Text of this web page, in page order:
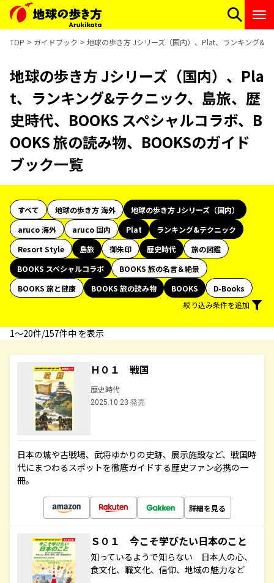
TOP ガイドブック 地球の歩き方 Jシリーズ（国内）、Plat、ランキング&
地球の歩き方 Jシリーズ（国内）、Pla
t、ランキング&テクニック、島旅、歴
史時代、BOOKS スペシャルコラボ、B
OOKS 旅の読み物、BOOKSのガイド
ブック一覧
すべて 地球の歩き方 海外
地球の歩き方 Jシリーズ（国内）
aruco 海外
aruco 国内 Plat
ランキング&テクニック
Resort Style
島旅 御朱印 歴史時代
旅の図鑑
BOOKS スペシャルコラボ
BOOKS 旅の名言＆絶景
BOOKS 旅と健康
BOOKS 旅の読み物 BOOKS
D-Books
絞り込み条件を追加
1〜20件/157件中 を表示
Ｈ０１ 戦国
歴史時代
2025.10.23 発売
日本の城や古戦場、武将ゆかりの史跡、展示施設など、戦国時
代にまつわるスポットを徹底ガイドする歴史ファン必携の一
冊。
詳細を見る
Ｓ０１ 今こそ学びたい日本のこと
知っているようで知らない 日本人の心、
食文化、職文化、信仰、地域の魅力など